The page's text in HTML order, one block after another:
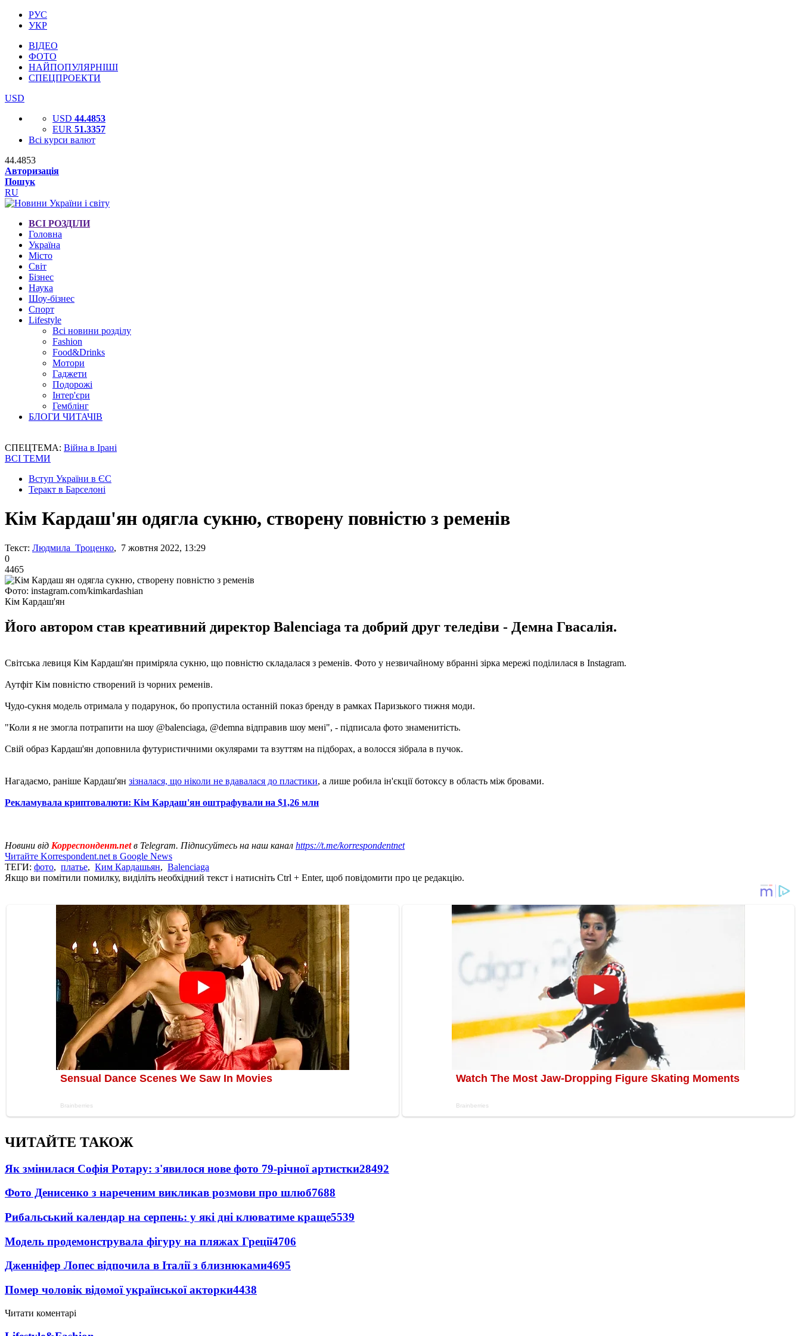
РУС
УКР
ВІДЕО
ФОТО
НАЙПОПУЛЯРНІШІ
СПЕЦПРОЕКТИ
USD
USD 44.4853
EUR 51.3357
Всі курси валют
44.4853
Авторизація
Пошук
RU
ВСІ РОЗДІЛИ
Головна
Україна
Місто
Світ
Бізнес
Наука
Шоу-бізнес
Спорт
Lifestyle
Всі новини розділу
Fashion
Food&Drinks
Мотори
Гаджети
Подорожі
Інтер'єри
Гемблінг
БЛОГИ ЧИТАЧІВ
СПЕЦТЕМА: Війна в Ірані
ВСІ ТЕМИ
Вступ України в ЄС
Теракт в Барселоні
Кім Кардаш'ян одягла сукню, створену повністю з ременів
Текст: Людмила Троценко, 7 жовтня 2022, 13:29
0
4465
Фото: instagram.com/kimkardashian
Кім Кардаш'ян
Його автором став креативний директор Balenciaga та добрий друг теледіви - Демна Гвасалія.
Світська левиця Кім Кардаш'ян приміряла сукню, що повністю складалася з ременів. Фото у незвичайному вбранні зірка мережі поділилася в Instagram.
Аутфіт Кім повністю створений із чорних ременів.
Чудо-сукня модель отримала у подарунок, бо пропустила останній показ бренду в рамках Паризького тижня моди.
"Коли я не змогла потрапити на шоу @balenciaga, @demna відправив шоу мені", - підписала фото знаменитість.
Свій образ Кардаш'ян доповнила футуристичними окулярами та взуттям на підборах, а волосся зібрала в пучок.
Нагадаємо, раніше Кардаш'ян зізналася, що ніколи не вдавалася до пластики, а лише робила ін'єкції ботоксу в область між бровами.
Рекламувала криптовалюти: Кім Кардаш'ян оштрафували на $1,26 млн
Новини від Корреспондент.netв Telegram. Підписуйтесь на наш канал https://t.me/korrespondentnet
Читайте Korrespondent.net в Google News
ТЕГИ: фото, платье, Ким Кардашьян, Balenciaga
Якщо ви помітили помилку, виділіть необхідний текст і натисніть Ctrl + Enter, щоб повідомити про це редакцію.
ЧИТАЙТЕ ТАКОЖ
Як змінилася Софія Ротару: з'явилося нове фото 79-річної артистки28492
Фото Денисенко з нареченим викликав розмови про шлюб7688
Рибальський календар на серпень: у які дні клюватиме краще5539
Модель продемонструвала фігуру на пляжах Греції4706
Дженніфер Лопес відпочила в Італії з близнюками4695
Помер чоловік відомої української акторки4438
Читати коментарі